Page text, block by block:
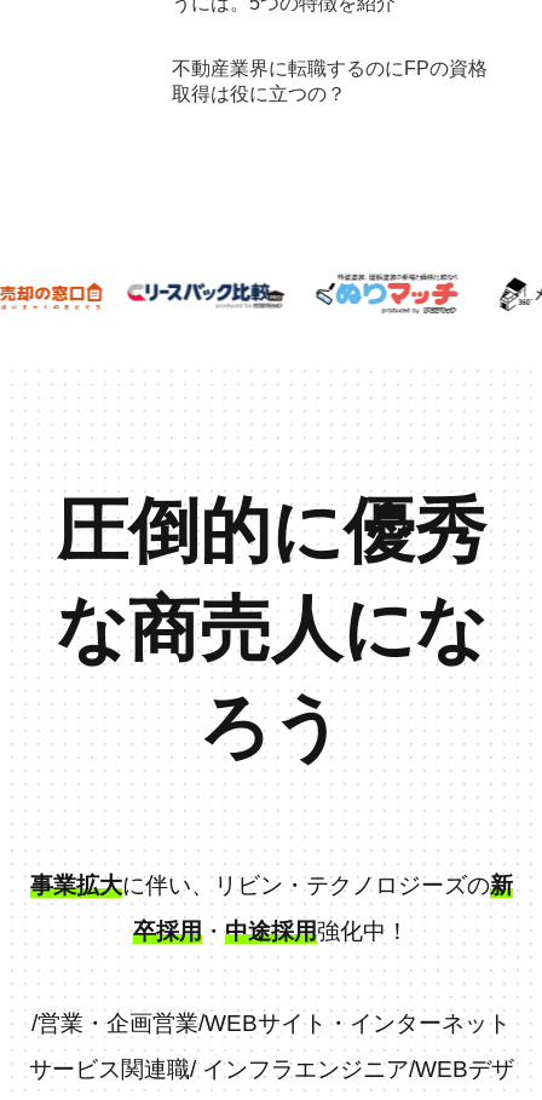
不動産業界に転職するのにFPの資格
取得は役に立つの？
圧倒的に優秀
な商売人にな
ろう
事業拡大に伴い、リビン・テクノロジーズの新
卒採用 ・中途採用強化中！
/営業・企画営業/WEBサイト・インターネット
サービス関連職/インフラエンジニア/WEBデザ